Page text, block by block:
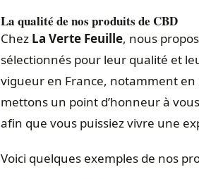
La qualité de nos produits de CBD
Chez La Verte Feuille, nous
sélectionnés pour leur qualité et
vigueur en France, notamment en
mettons un point d’honneur à
afin que vous puissiez vivre une
Voici quelques exemples de nos